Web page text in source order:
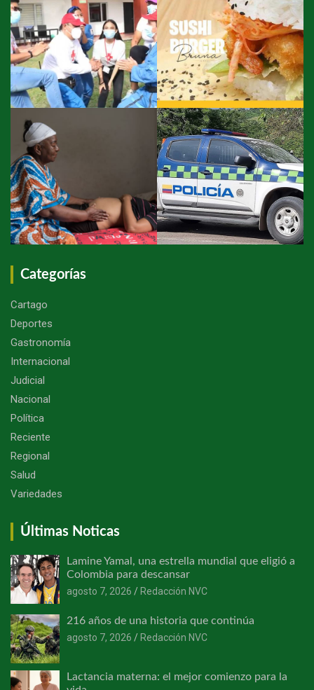
Categorías
Cartago
Deportes
Gastronomía
Internacional
Judicial
Nacional
Política
Reciente
Regional
Salud
Variedades
Últimas Noticas
Lamine Yamal, una estrella mundial que eligió a
Colombia para descansar
agosto 7, 2026
Redacción NVC
216 años de una historia que continúa
agosto 7, 2026
Redacción NVC
Lactancia materna: el mejor comienzo para la